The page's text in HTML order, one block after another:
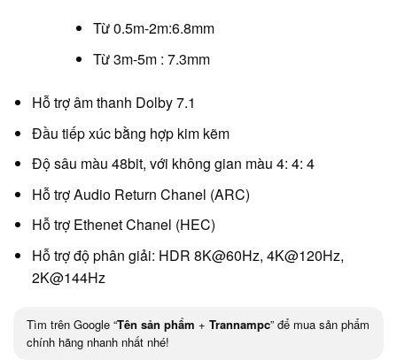
Từ 0.5m-2m:6.8mm
Từ 3m-5m : 7.3mm
Hỗ trợ âm thanh Dolby 7.1
Đầu tiếp xúc bằng hợp kim kẽm
Độ sâu màu 48bit, với không gian màu 4: 4: 4
Hỗ trợ Audio Return Chanel (ARC)
Hỗ trợ Ethenet Chanel (HEC)
Hỗ trợ độ phân giải: HDR 8K@60Hz, 4K@120Hz,
2K@144Hz
Tìm trên Google “Tên sản phẩm + Trannampc” để mua sản phẩm
chính hãng nhanh nhất nhé!